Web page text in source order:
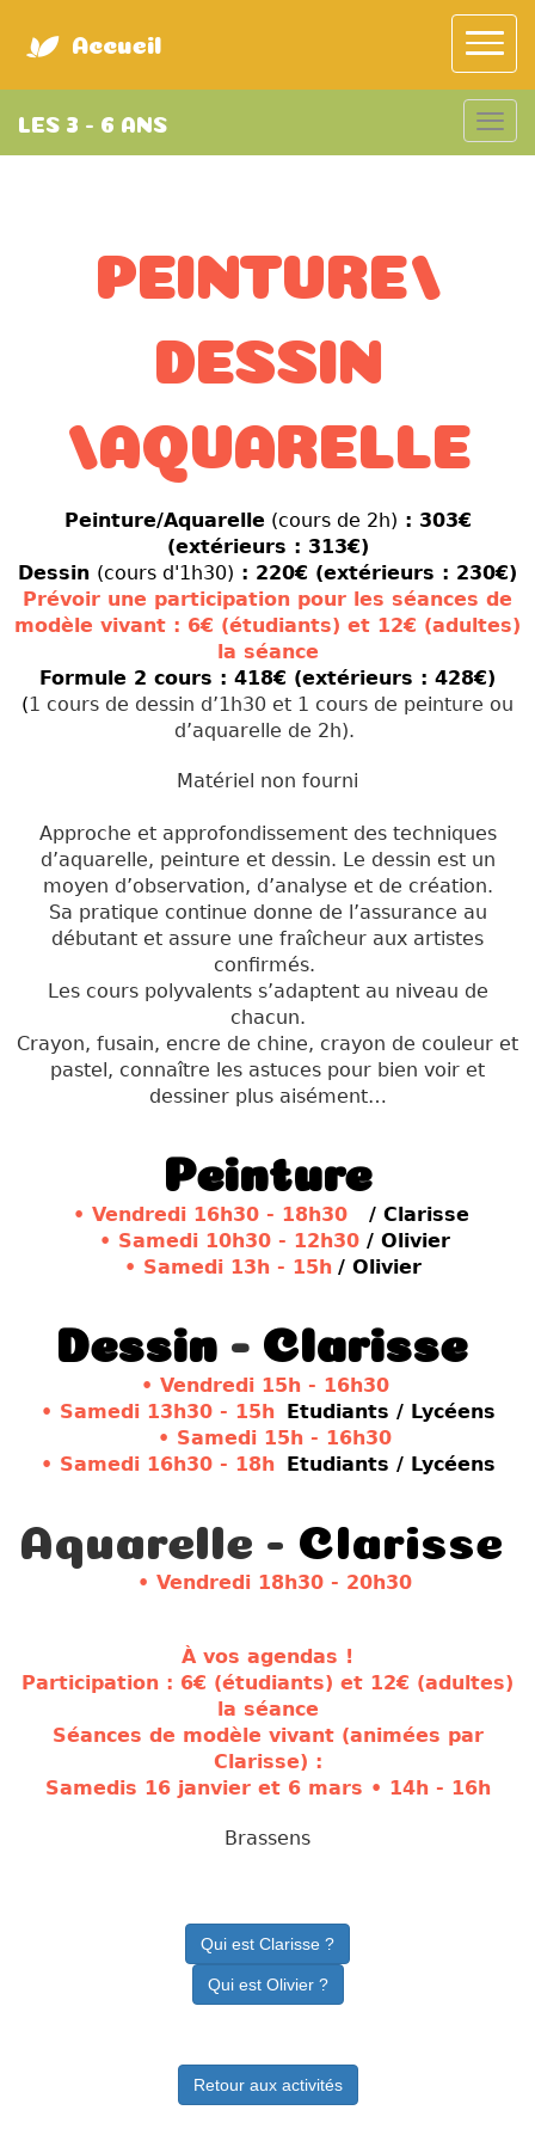
Accueil
LES 3 - 6 ANS
PEINTURE/
DESSIN
/AQUARELLE
Peinture/Aquarelle (cours de 2h) : 303€
(extérieurs : 313€)
Dessin (cours d'1h30) : 220€ (extérieurs : 230€)
Prévoir une participation pour les séances de
modèle vivant : 6€ (étudiants) et 12€ (adultes)
la séance
Formule 2 cours : 418€ (extérieurs : 428€)
(1 cours de dessin d’1h30 et 1 cours de peinture ou
d’aquarelle de 2h).
Matériel non fourni
Approche et approfondissement des techniques
d’aquarelle, peinture et dessin. Le dessin est un
moyen d’observation, d’analyse et de création.
Sa pratique continue donne de l’assurance au
débutant et assure une fraîcheur aux artistes
confirmés.
Les cours polyvalents s’adaptent au niveau de
chacun.
Crayon, fusain, encre de chine, crayon de couleur et
pastel, connaître les astuces pour bien voir et
dessiner plus aisément…
Peinture
• Vendredi 16h30 - 18h30 / Clarisse
• Samedi 10h30 - 12h30 / Olivier
• Samedi 13h - 15h / Olivier
Dessin - Clarisse
• Vendredi 15h - 16h30
• Samedi 13h30 - 15h Etudiants / Lycéens
• Samedi 15h - 16h30
• Samedi 16h30 - 18h Etudiants / Lycéens
Aquarelle - Clarisse
• Vendredi 18h30 - 20h30
À vos agendas !
Participation : 6€ (étudiants) et 12€ (adultes)
la séance
Séances de modèle vivant (animées par
Clarisse) :
Samedis 16 janvier et 6 mars • 14h - 16h
Brassens
Qui est Clarisse ?
Qui est Olivier ?
Retour aux activités